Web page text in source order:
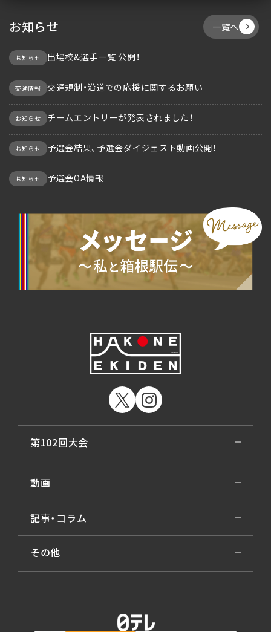
お知らせ 一覧へ
お知らせ 出場校&選手一覧 公開！
交通情報 交通規制・沿道での応援に関するお願い
お知らせ チームエントリーが発表されました！
お知らせ 予選会結果、予選会ダイジェスト動画公開！
お知らせ 予選会OA情報
第102回大会
動画
記事・コラム
その他